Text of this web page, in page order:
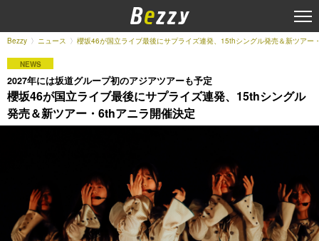
Bezzy ニュース 櫻坂46が国立ライブ最後にサプライズ連発、15thシングル発売＆新ツアー
NEWS
2027年には坂道グループ初のアジアツアーも予定
櫻坂46が国立ライブ最後にサプライズ連発、15thシングル
発売＆新ツアー・6thアニラ開催決定